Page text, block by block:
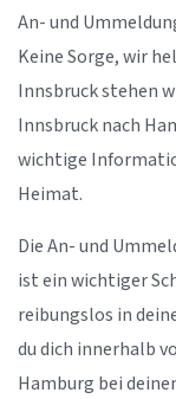
An- und
Keine Sorge, wir
Innsbruck stehen
Innsbruck nach
wichtige
Heimat.
Die An- und
ist ein wichtiger
reibungslos in
du dich innerhalb
Hamburg bei